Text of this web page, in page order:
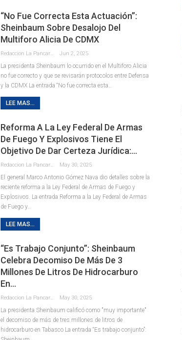
“No Fue Correcta Esta Actuación”:
Sheinbaum Sobre Desalojo Del
Multiforo Alicia De CDMX
Jun 2, 2025
La presidenta Sheinbaum lo ocurrido en el Multiforo Alicia
no fue correcto y que se revisarán protocolos entre Defensa
y la CDMX La entrada “No fue correcta esta…
LEE MAS...
Reforma A La Ley Federal De Armas
De Fuego Y Explosivos Tiene El
Objetivo De Dar Certeza Jurídica:…
May 30, 2025
El general Marco Antonio Gómez Nava dio detalles sobre la
reciente reforma a la Ley Federal de Armas de Fuego y
Explosivos. La entrada Reforma a la Ley Federal de Armas
de Fuego y…
LEE MAS...
“Es Trabajo Conjunto”: Sheinbaum
Celebra Decomiso De Más De 3
Millones De Litros De Hidrocarburo
En…
May 30, 2025
La presidenta Sheinbaum calificó como "muy importante"
el decomiso de más de tres millones de litros de
hidrocarburo en Tabasco La entrada “Es trabajo conjunto”: